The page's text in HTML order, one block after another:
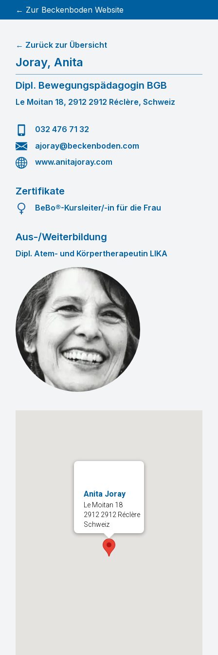
← Zur Beckenboden Website
Joray, Anita
← Zurück zur Übersicht
Dipl. Bewegungspädagogin BGB
Le Moitan 18, 2912 2912 Réclère, Schweiz
032 476 71 32
ajoray@beckenboden.com
www.anitajoray.com
Zertifikate
BeBo®-Kursleiter/-in für die Frau
Aus-/Weiterbildung
Dipl. Atem- und Körpertherapeutin LIKA
Anita Joray
Le Moitan 18
2912 2912 Réclère
Schweiz